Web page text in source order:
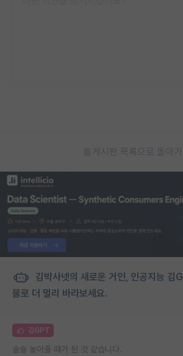
게시판 목록으로 돌아가
김박사넷의 새로운 거인, 인공지능 김
물로 더 멀리 바라보세요.
김GPT
슬슬 놓아줄 때가 된 것 같습니다.